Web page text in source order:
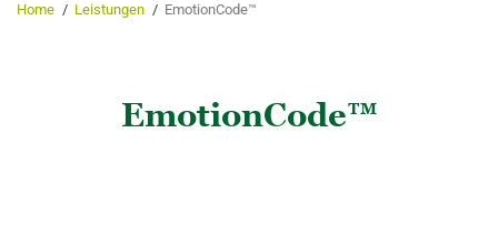
Home / Leistungen / EmotionCode™
EmotionCode™